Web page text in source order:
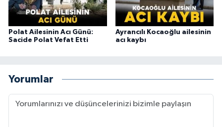
Polat Ailesinin Acı Günü:
Sacide Polat Vefat Etti
Ayrancılı Kocaoğlu ailesinin
acı kaybı
Yorumlar